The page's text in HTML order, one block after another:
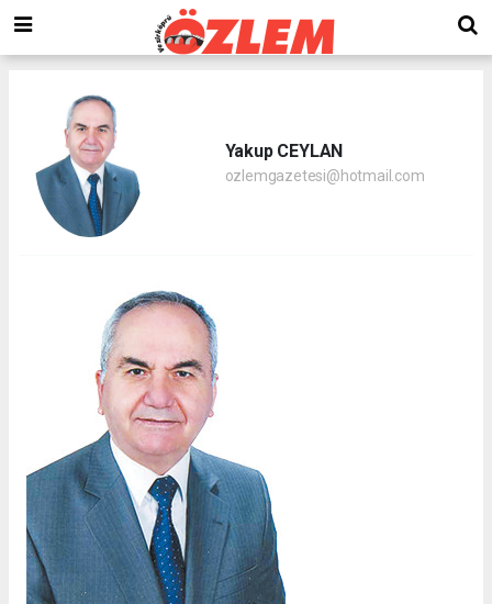
Yakup CEYLAN
ozlemgazetesi@hotmail.com